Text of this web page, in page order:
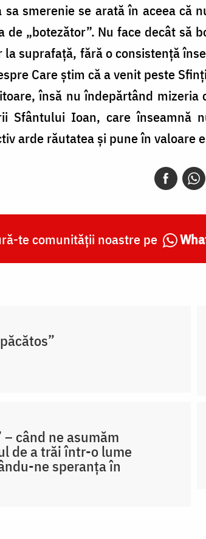
smerenie se arată în aceea că
de „botezător”. Nu face decât să
suprafață, fără o consistență
Care știm că a venit peste
însă nu îndepărtând
Sfântului Ioan, care înseamnă
arde răutatea și pune în valoare
te comunității noastre pe
când ne asumăm
de a trăi într-o lume
ne speranța în